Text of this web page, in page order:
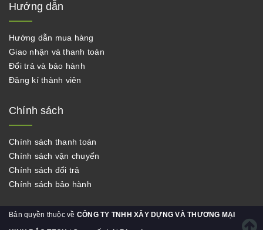
Hướng dẫn
Hướng dẫn mua hàng
Giao nhận và thanh toán
Đổi trả và bảo hành
Đăng kí thành viên
Chính sách
Chính sách thanh toán
Chính sách vận chuyển
Chính sách đổi trả
Chính sách bảo hành
Bản quyền thuộc về CÔNG TY TNHH XÂY DỰNG VÀ THƯƠNG MẠI